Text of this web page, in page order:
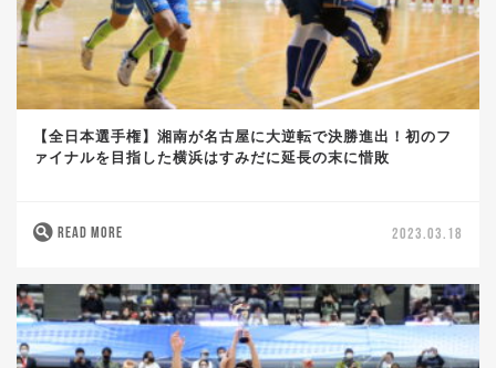
【全日本選手権】湘南が名古屋に大逆転で決勝進出！初のフ
ァイナルを目指した横浜はすみだに延長の末に惜敗
READ MORE 2023.03.18